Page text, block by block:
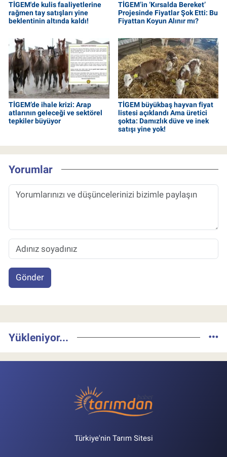
TİGEM'de kulis faaliyetlerine
rağmen tay satışları yine
beklentinin altında kaldı!
TİGEM’in ‘Kırsalda Bereket’
Projesinde Fiyatlar Şok Etti: Bu
Fiyattan Koyun Alınır mı?
TİGEM’de ihale krizi: Arap
atlarının geleceği ve sektörel
tepkiler büyüyor
TİGEM büyükbaş hayvan fiyat
listesi açıklandı Ama üretici
şokta: Damızlık düve ve inek
satışı yine yok!
Yorumlar
Gönder
Yükleniyor...
Türkiye'nin Tarım Sitesi